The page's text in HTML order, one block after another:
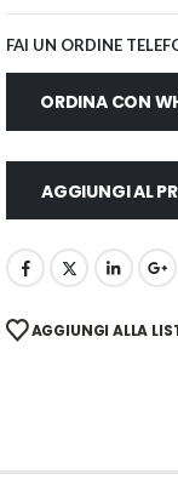
FAI UN ORDINE
ORDINA CON
AGGIUNGI AL
AGGIUNGI ALLA